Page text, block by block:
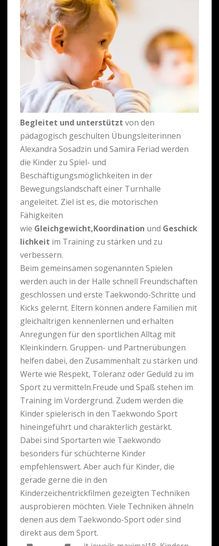
Begleitet und unterstützt von den
pädagogisch geschulten Übungsleiterinnen
Alexandra Sosadzin und Samira Feriad werden
die Kinder zu Spiel- und
Beschäftigungsmöglichkeiten in der
Bewegungslandschaft einer Turnhalle
angeleitet. Ziel ist es, die motorischen
Fähigkeiten
wie Gleichgewicht,Koordination und Geschick
lichkeit im Training zu stärken und zu
verbessern.
Beim gemeinsamen sogenannten Spielen
werden auch in der Halle schnell Freundschaften
geschlossen und erste Taekwondo-Schritte und
Kicks gelernt. Eltern können andere Familien mit
gleichaltrigen kennenlernen und erhalten
Anregungen für den sportlichen Alltag mit
Kleinkindern. Gruppen- und Partnerübungen
helfen dabei, den Zusammenhalt zu stärken und
Werte wie Respekt, Toleranz oder Geduld zu im
Sport zu vermitteln.Freude und Spaß stehen im
Training im Vordergrund. Zudem werden die
Kinder spielerisch in den Taekwondo Sport
hineingeführt und charakterlich gestärkt.
Dabei sind Sportarten wie Taekwondo
besonders für schüchterne Kinder
empfehlenswert. Aber auch für Kinder, die
gerade gerne die in den
Kinderzeichentrickfilmen gezeigten Techniken
ausprobieren möchten. Viele Techniken ähneln
denen aus dem Taekwondo-Sport oder sind
direkt aus dem Sport.